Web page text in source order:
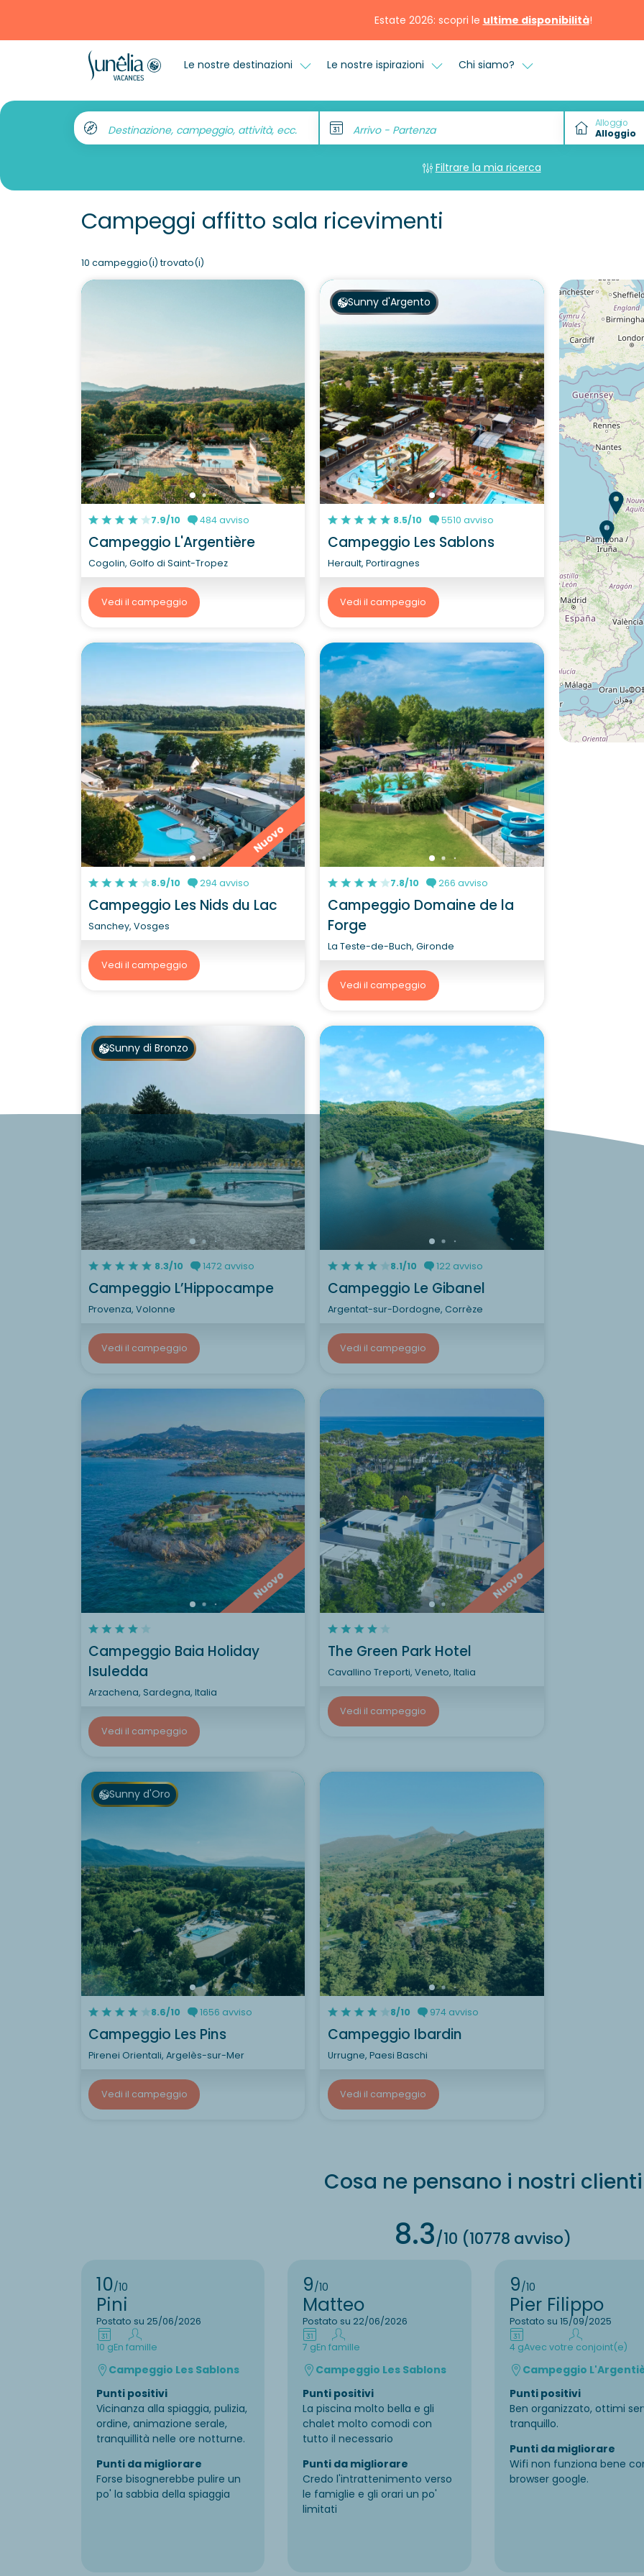
Estate 2026: scopri le ultime disponibilità!
Le nostre destinazioni Le nostre ispirazioni Chi siamo?
Destinazione, campeggio, attività, ecc. Arrivo - Partenza Alloggio
Filtrare la mia ricerca
Campeggi affitto sala ricevimenti
10 campeggio(i) trovato(i)
7.9/10 484 avviso
Campeggio L'Argentière
Cogolin, Golfo di Saint-Tropez
Vedi il campeggio
Sunny d'Argento
8.5/10 5510 avviso
Campeggio Les Sablons
Herault, Portiragnes
Vedi il campeggio
Nuovo
8.9/10 294 avviso
Campeggio Les Nids du Lac
Sanchey, Vosges
Vedi il campeggio
7.8/10 266 avviso
Campeggio Domaine de la
Forge
La Teste-de-Buch, Gironde
Vedi il campeggio
Sunny di Bronzo
8.3/10 1472 avviso
Campeggio L’Hippocampe
Provenza, Volonne
Vedi il campeggio
8.1/10 122 avviso
Campeggio Le Gibanel
Argentat-sur-Dordogne, Corrèze
Vedi il campeggio
Nuovo
Campeggio Baia Holiday
Isuledda
Arzachena, Sardegna, Italia
Vedi il campeggio
Nuovo
The Green Park Hotel
Cavallino Treporti, Veneto, Italia
Vedi il campeggio
Sunny d'Oro
8.6/10 1656 avviso
Campeggio Les Pins
Pirenei Orientali, Argelès-sur-Mer
Vedi il campeggio
8/10 974 avviso
Campeggio Ibardin
Urrugne, Paesi Baschi
Vedi il campeggio
Cosa ne pensano i nostri clienti
8.3/10 (10778 avviso)
10/10
Pini
Postato su 25/06/2026
10 gEn famille
Campeggio Les Sablons
Punti positivi
Vicinanza alla spiaggia, pulizia,
ordine, animazione serale,
tranquillità nelle ore notturne.
Punti da migliorare
Forse bisognerebbe pulire un
po' la sabbia della spiaggia
9/10
Matteo
Postato su 22/06/2026
7 gEn famille
Campeggio Les Sablons
Punti positivi
La piscina molto bella e gli
chalet molto comodi con
tutto il necessario
Punti da migliorare
Credo l'intrattenimento verso
le famiglie e gli orari un po'
limitati
9/10
Pier Filippo
Postato su 15/09/2025
4 gAvec votre conjoint(e)
Campeggio
Punti positivi
Ben organizzato, ottimi
tranquillo.
Punti da migliorare
Wifi non funziona bene
browser google.